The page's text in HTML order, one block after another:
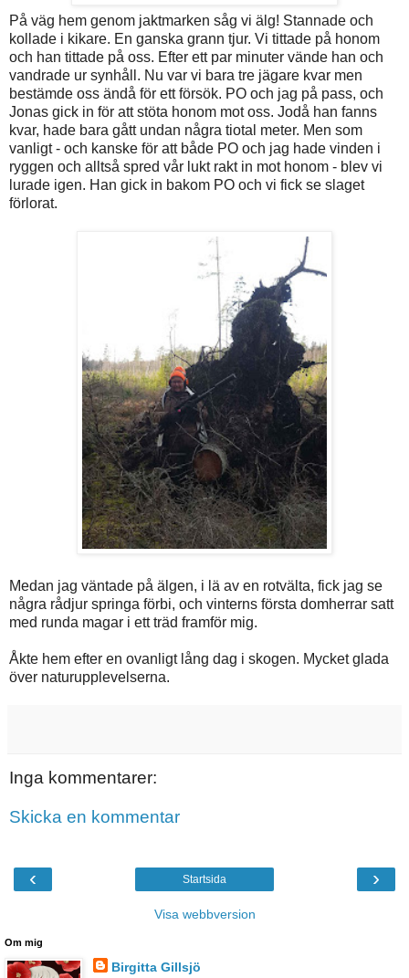
På väg hem genom jaktmarken såg vi älg! Stannade och
kollade i kikare. En ganska grann tjur. Vi tittade på honom
och han tittade på oss. Efter ett par minuter vände han och
vandrade ur synhåll. Nu var vi bara tre jägare kvar men
bestämde oss ändå för ett försök. PO och jag på pass, och
Jonas gick in för att stöta honom mot oss. Jodå han fanns
kvar, hade bara gått undan några tiotal meter. Men som
vanligt - och kanske för att både PO och jag hade vinden i
ryggen och alltså spred vår lukt rakt in mot honom - blev vi
lurade igen. Han gick in bakom PO och vi fick se slaget
förlorat.
Medan jag väntade på älgen, i lä av en rotvälta, fick jag se
några rådjur springa förbi, och vinterns första domherrar satt
med runda magar i ett träd framför mig.
Åkte hem efter en ovanligt lång dag i skogen. Mycket glada
över naturupplevelserna.
Inga kommentarer:
Skicka en kommentar
‹ ›
Startsida
Visa webbversion
Om mig
Birgitta Gillsjö